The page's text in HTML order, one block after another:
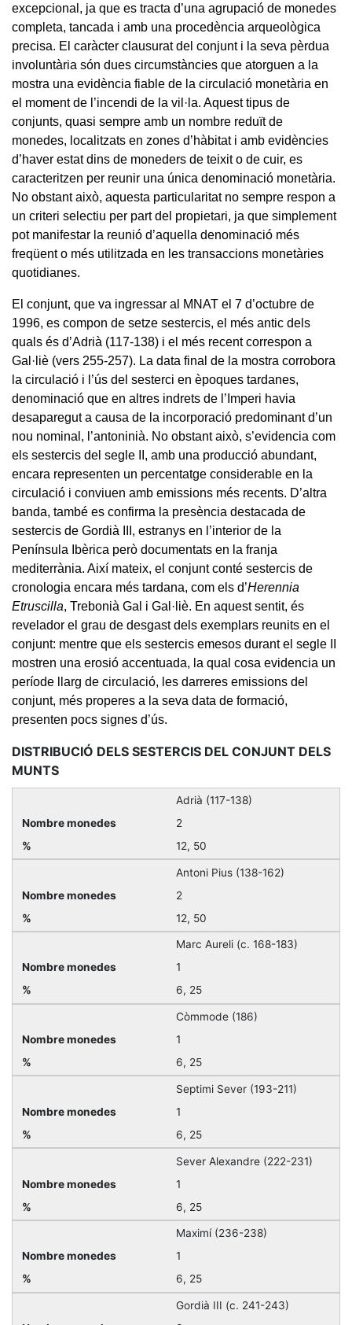
excepcional, ja que es tracta d’una agrupació de monedes
completa, tancada i amb una procedència arqueològica
precisa. El caràcter clausurat del conjunt i la seva pèrdua
involuntària són dues circumstàncies que atorguen a la
mostra una evidència fiable de la circulació monetària en
el moment de l’incendi de la vil·la. Aquest tipus de
conjunts, quasi sempre amb un nombre reduït de
monedes, localitzats en zones d’hàbitat i amb evidències
d’haver estat dins de moneders de teixit o de cuir, es
caracteritzen per reunir una única denominació monetària.
No obstant això, aquesta particularitat no sempre respon a
un criteri selectiu per part del propietari, ja que simplement
pot manifestar la reunió d’aquella denominació més
freqüent o més utilitzada en les transaccions monetàries
quotidianes.
El conjunt, que va ingressar al MNAT el 7 d’octubre de
1996, es compon de setze sestercis, el més antic dels
quals és d’Adrià (117-138) i el més recent correspon a
Gal·liè (vers 255-257). La data final de la mostra corrobora
la circulació i l’ús del sesterci en èpoques tardanes,
denominació que en altres indrets de l’Imperi havia
desaparegut a causa de la incorporació predominant d’un
nou nominal, l’antoninià. No obstant això, s’evidencia com
els sestercis del segle II, amb una producció abundant,
encara representen un percentatge considerable en la
circulació i conviuen amb emissions més recents. D’altra
banda, també es confirma la presència destacada de
sestercis de Gordià III, estranys en l’interior de la
Península Ibèrica però documentats en la franja
mediterrània. Així mateix, el conjunt conté sestercis de
cronologia encara més tardana, com els d’Herennia
Etruscilla, Trebonià Gal i Gal·liè. En aquest sentit, és
revelador el grau de desgast dels exemplars reunits en el
conjunt: mentre que els sestercis emesos durant el segle II
mostren una erosió accentuada, la qual cosa evidencia un
període llarg de circulació, les darreres emissions del
conjunt, més properes a la seva data de formació,
presenten pocs signes d’ús.
DISTRIBUCIÓ DELS SESTERCIS DEL CONJUNT DELS
MUNTS
Adrià (117-138)
2
12, 50
Antoni Pius (138-162)
2
12, 50
Marc Aureli (c. 168-183)
1
6, 25
Còmmode (186)
1
6, 25
Septimi Sever (193-211)
1
6, 25
Sever Alexandre (222-231)
1
6, 25
Maximí (236-238)
1
6, 25
Gordià III (c. 241-243)